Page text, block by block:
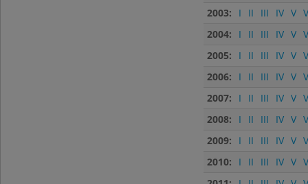
2003:
I II III IV V
2004:
I II III IV V
2005:
I II III IV V
2006:
I II III IV V
2007:
I II III IV V
2008:
I II III IV V
2009:
I II III IV V
2010:
I II III IV V